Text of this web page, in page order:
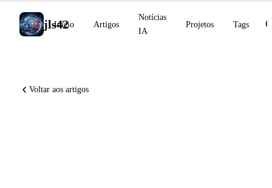
jls42
Início Artigos
Notícias
IA
Projetos Tags
Voltar aos artigos